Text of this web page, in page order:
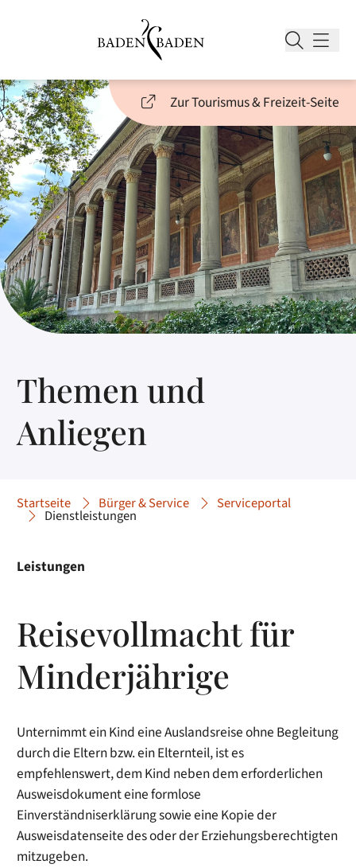
Zur Tourismus & Freizeit-Seite
Themen und
Anliegen
Startseite Bürger & Service Serviceportal
Dienstleistungen
Leistungen
Reisevollmacht für
Minderjährige
Unternimmt ein Kind eine Auslandsreise ohne Begleitung
durch die Eltern bzw. ein Elternteil, ist es
empfehlenswert, dem Kind neben dem erforderlichen
Ausweisdokument eine formlose
Einverständniserklärung sowie eine Kopie der
Ausweisdatenseite des oder der Erziehungsberechtigten
mitzugeben.